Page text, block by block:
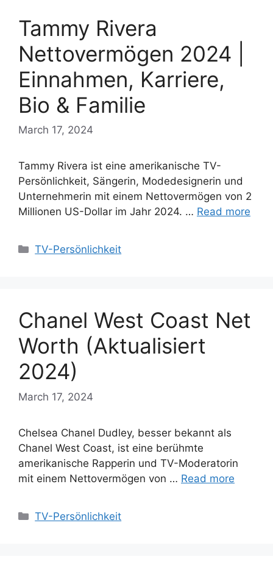
Tammy Rivera
Nettovermögen 2024 |
Einnahmen, Karriere,
Bio & Familie
March 17, 2024
Tammy Rivera ist eine amerikanische TV-
Persönlichkeit, Sängerin, Modedesignerin und
Unternehmerin mit einem Nettovermögen von 2
Millionen US-Dollar im Jahr 2024. … Read more
Categories
TV-Persönlichkeit
Chanel West Coast Net
Worth (Aktualisiert
2024)
March 17, 2024
Chelsea Chanel Dudley, besser bekannt als
Chanel West Coast, ist eine berühmte
amerikanische Rapperin und TV-Moderatorin
mit einem Nettovermögen von … Read more
Categories
TV-Persönlichkeit